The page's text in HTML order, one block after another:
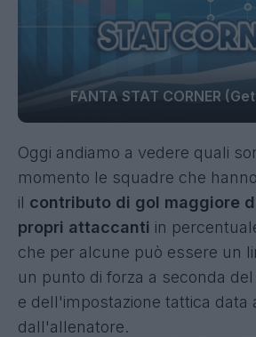
FANTA STAT CORNER
Oggi andiamo a vedere quali
momento le squadre che
il contributo di gol maggiore
propri attaccanti in
che per alcune può essere un
un punto di forza a seconda
e dell'impostazione tattica data
dall'allenatore.